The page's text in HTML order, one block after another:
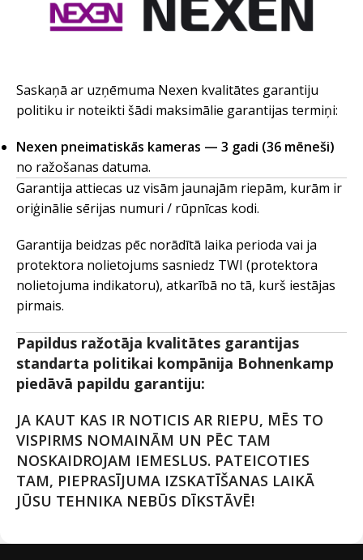
Saskaņā ar uzņēmuma Nexen kvalitātes garantiju
politiku ir noteikti šādi maksimālie garantijas termiņi:
Nexen pneimatiskās kameras — 3 gadi (36 mēneši)
no ražošanas datuma.
Garantija attiecas uz visām jaunajām riepām, kurām ir
oriģinālie sērijas numuri / rūpnīcas kodi.
Garantija beidzas pēc norādītā laika perioda vai ja
protektora nolietojums sasniedz TWI (protektora
nolietojuma indikatoru), atkarībā no tā, kurš iestājas
pirmais.
Papildus ražotāja kvalitātes garantijas
standarta politikai kompānija Bohnenkamp
piedāvā papildu garantiju:
JA KAUT KAS IR NOTICIS AR RIEPU, MĒS TO
VISPIRMS NOMAINĀM UN PĒC TAM
NOSKAIDROJAM IEMESLUS. PATEICOTIES
TAM, PIEPRASĪJUMA IZSKATĪŠANAS LAIKĀ
JŪSU TEHNIKA NEBŪS DĪKSTĀVĒ!